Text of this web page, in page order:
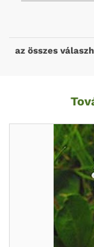
az összes